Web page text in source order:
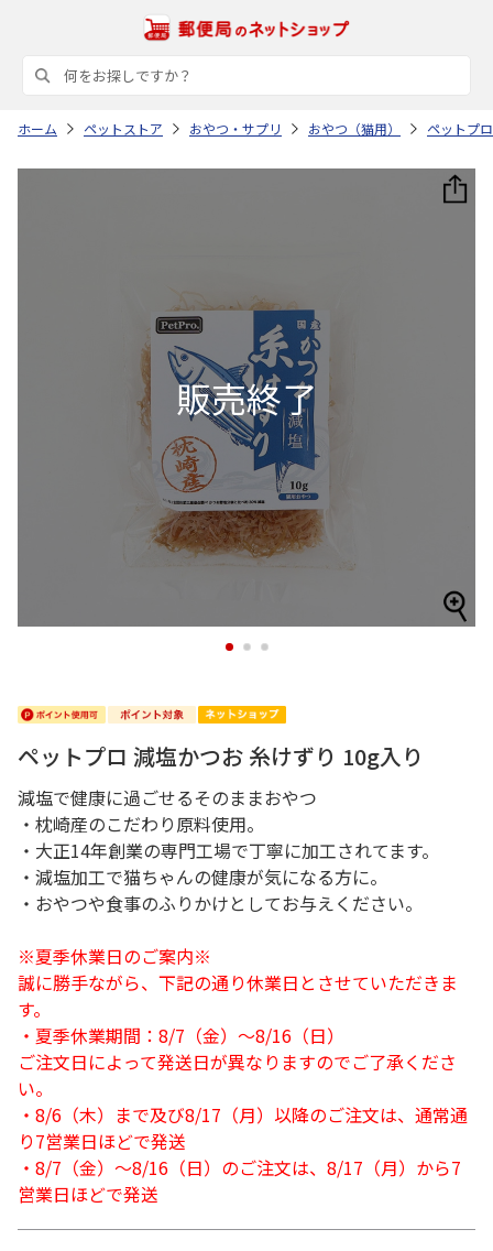
ホーム ペットストア おやつ・サプリ おやつ（猫用） ペットプ
1 2 3
ペットプロ 減塩かつお 糸けずり 10g入り
減塩で健康に過ごせるそのままおやつ
・枕崎産のこだわり原料使用。
・大正14年創業の専門工場で丁寧に加工されてます。
・減塩加工で猫ちゃんの健康が気になる方に。
・おやつや食事のふりかけとしてお与えください。
※夏季休業日のご案内※
誠に勝手ながら、下記の通り休業日とさせていただきま
す。
・夏季休業期間：8/7（金）～8/16（日）
ご注文日によって発送日が異なりますのでご了承くださ
い。
・8/6（木）まで及び8/17（月）以降のご注文は、通常通
り7営業日ほどで発送
・8/7（金）～8/16（日）のご注文は、8/17（月）から7
営業日ほどで発送